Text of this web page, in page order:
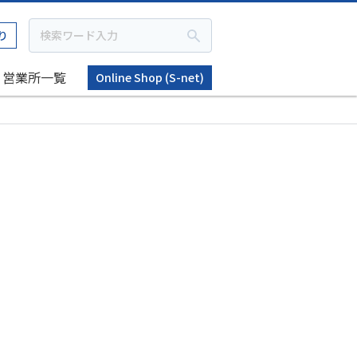
営業所一覧
Online Shop (S-net)